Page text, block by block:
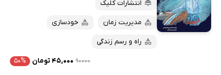
انتشارات کلیک
مدیریت زمان خودسازی
راه و رسم زندگی
۹۰۰۰۰ ۴۵,۰۰۰ تومان ۵۰%